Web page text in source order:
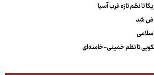
تا نظم تازه غرب آسیا
شد
تا نظم خمینی-خامنه‌ای